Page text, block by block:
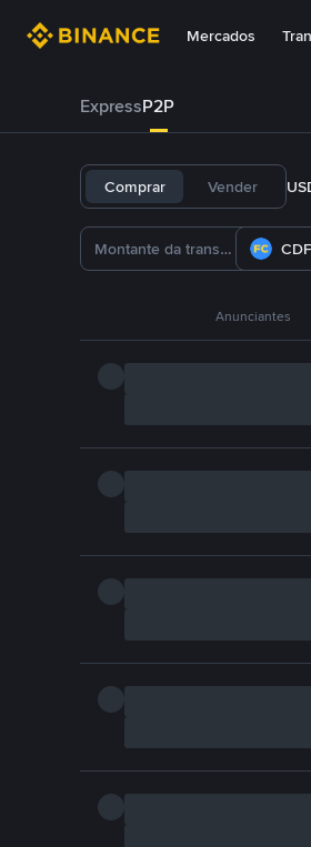
Mercados
ExpressP2P
Comprar Vender
CDF
Anunciantes